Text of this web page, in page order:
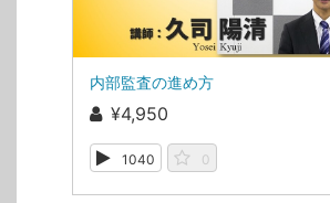
内部監査の進め方
¥4,950
1040 0